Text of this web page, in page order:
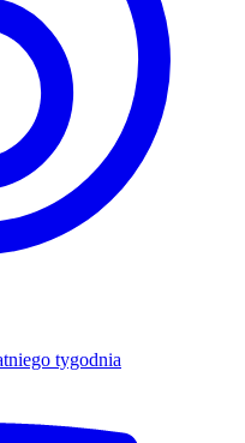
tygodnia